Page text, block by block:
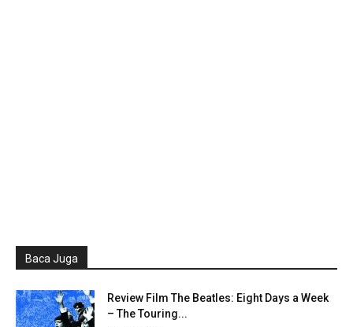
Baca Juga
Review Film The Beatles: Eight Days a Week
– The Touring...